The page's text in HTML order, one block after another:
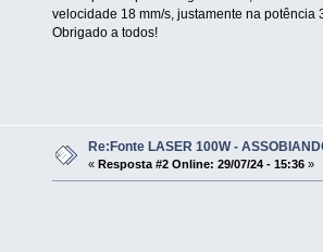
velocidade 18 mm/s, justamente na
Obrigado a todos!
Re:Fonte LASER 100W -
« Resposta #2 Online: 29/07/24 - 15:36»